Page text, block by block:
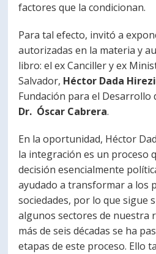
factores que la condicionan.
Para tal efecto, invitó a
autorizadas en la materia y
libro: el ex Canciller y ex
Salvador, Héctor Dada
Fundación para el Desarrollo
Dr. Óscar Cabrera.
En la oportunidad, Héctor
la integración es un proceso
decisión esencialmente
ayudado a transformar a los
sociedades, por lo que sigue
algunos sectores de nuestra
más de seis décadas se ha
etapas de este proceso. Ello